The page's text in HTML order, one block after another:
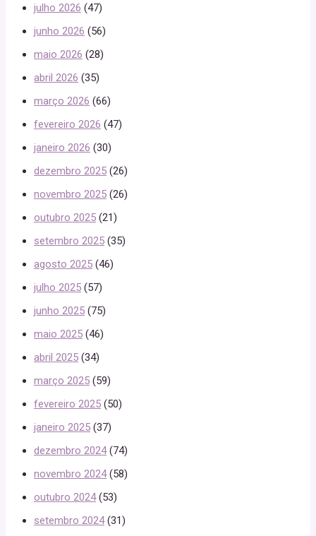
julho 2026 (47)
junho 2026 (56)
maio 2026 (28)
abril 2026 (35)
março 2026 (66)
fevereiro 2026 (47)
janeiro 2026 (30)
dezembro 2025 (26)
novembro 2025 (26)
outubro 2025 (21)
setembro 2025 (35)
agosto 2025 (46)
julho 2025 (57)
junho 2025 (75)
maio 2025 (46)
abril 2025 (34)
março 2025 (59)
fevereiro 2025 (50)
janeiro 2025 (37)
dezembro 2024(74)
novembro 2024(58)
outubro 2024(53)
setembro 2024(31)